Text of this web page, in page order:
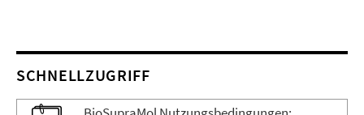
SCHNELLZUGRIFF